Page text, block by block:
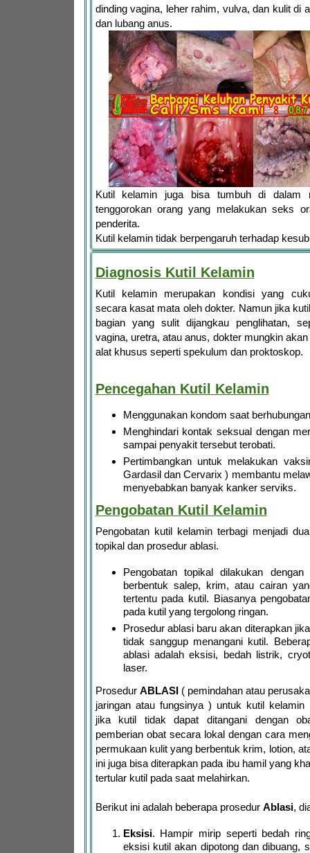
dinding vagina, leher rahim, vulva, dan kulit di
dan lubang anus.
Kutil kelamin juga bisa tumbuh di dalam
tenggorokan orang yang melakukan seks
penderita.
Kutil kelamin tidak berpengaruh terhadap
Diagnosis Kutil Kelamin
Kutil kelamin merupakan kondisi yang
secara kasat mata oleh dokter. Namun jika
bagian yang sulit dijangkau penglihatan,
vagina, uretra, atau anus, dokter mungkin
alat khusus seperti spekulum dan proktoskop.
Pencegahan Kutil Kelamin
Menggunakan kondom saat
Menghindari kontak seksual dengan
sampai penyakit tersebut terobati.
Pertimbangkan untuk melakukan
Gardasil dan Cervarix ) membantu
menyebabkan banyak kanker serviks.
Pengobatan Kutil Kelamin
Pengobatan kutil kelamin terbagi menjadi
topikal dan prosedur ablasi.
Pengobatan topikal dilakukan dengan
berbentuk salep, krim, atau cairan
tertentu pada kutil. Biasanya
pada kutil yang tergolong ringan.
Prosedur ablasi baru akan diterapkan
tidak sanggup menangani kutil.
ablasi adalah eksisi, bedah listrik,
laser.
Prosedur ABLASI( pemindahan atau
jaringan atau fungsinya ) untuk kutil kelamin
jika kutil tidak dapat ditangani dengan
pemberian obat secara lokal dengan cara
permukaan kulit yang berbentuk krim, lotion,
ini juga bisa diterapkan pada ibu hamil yang
tertular kutil pada saat melahirkan.
Berikut ini adalah beberapa prosedur Ablasi,
Eksisi. Hampir mirip seperti bedah
eksisi kutil akan dipotong dan dibuang,